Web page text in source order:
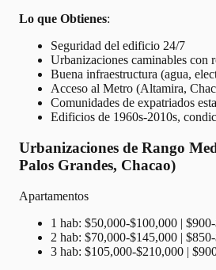
Lo que Obtienes:
Seguridad del edificio 24/7
Urbanizaciones caminables con
Buena infraestructura (agua,
Acceso al Metro (Altamira,
Comunidades de expatriados
Edificios de 1960s-2010s,
Urbanizaciones de Rango
Palos Grandes, Chacao)
Apartamentos
1 hab: $50,000-$100,000 |
2 hab: $70,000-$145,000 |
3 hab: $105,000-$210,000 |